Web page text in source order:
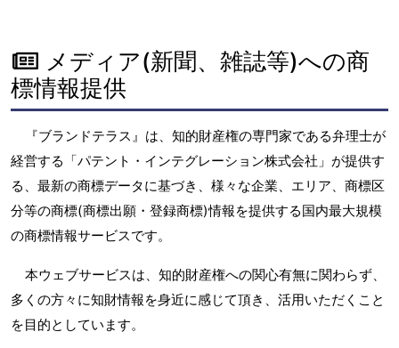
メディア(新聞、雑誌等)への商
標情報提供
『ブランドテラス』は、知的財産権の専門家である弁理士が
経営する「パテント・インテグレーション株式会社」が提供す
る、最新の商標データに基づき、様々な企業、エリア、商標区
分等の商標(商標出願・登録商標)情報を提供する国内最大規模
の商標情報サービスです。
本ウェブサービスは、知的財産権への関心有無に関わらず、
多くの方々に知財情報を身近に感じて頂き、活用いただくこと
を目的としています。